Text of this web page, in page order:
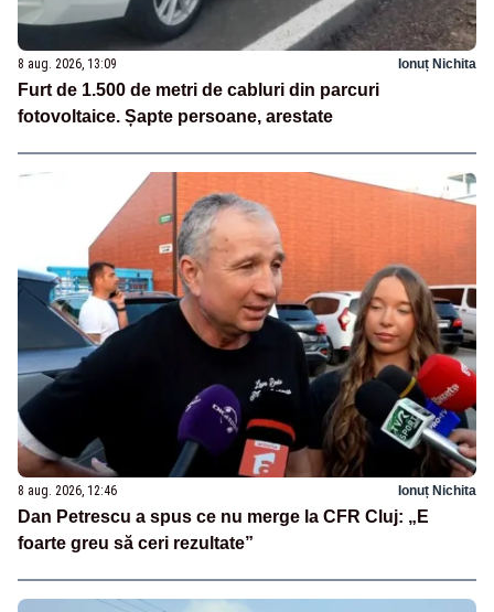
8 aug. 2026, 13:09 Ionuț Nichita
Furt de 1.500 de metri de cabluri din parcuri
fotovoltaice. Șapte persoane, arestate
8 aug. 2026, 12:46 Ionuț Nichita
Dan Petrescu a spus ce nu merge la CFR Cluj: „E
foarte greu să ceri rezultate”